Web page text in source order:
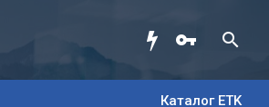
Каталог ETK